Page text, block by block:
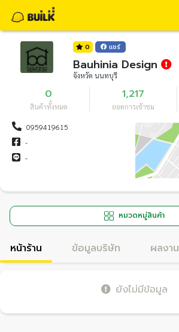
0 แชร์
Bauhinia Design
จังหวัด นนทบุรี
0
สินค้าทั้งหมด
1,217
ยอดการเข้าชม
0959419615
-
-
หมวดหมู่สินค้า
หน้าร้าน ข้อมูลบริษัท ผลงาน
ยังไม่มีข้อมูล